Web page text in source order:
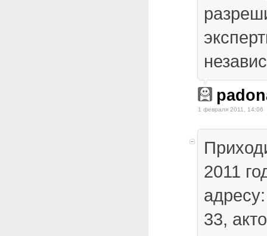
1 февраля 2011, 14:06
2011
33,